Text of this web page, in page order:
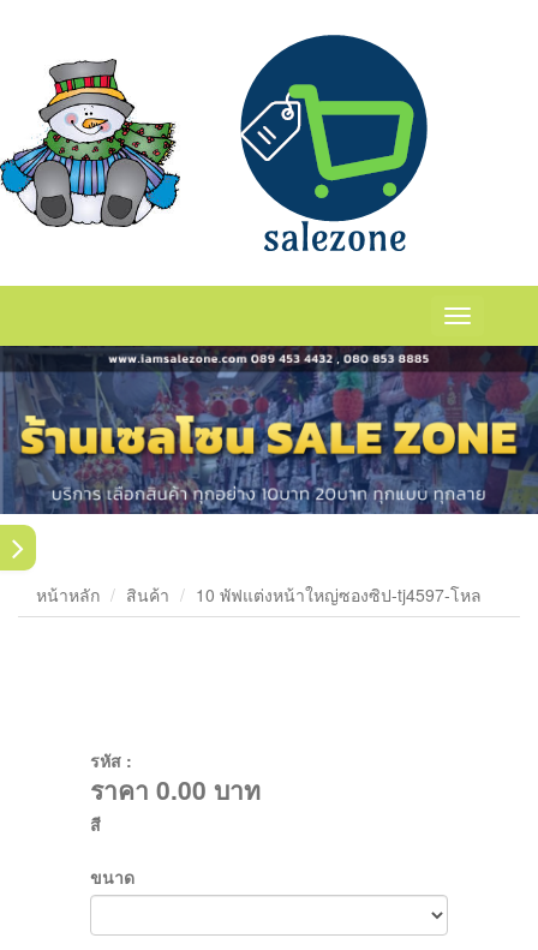
Toggle
navigation
หน้าหลัก สินค้า 10 พัฟแต่งหน้าใหญ่ซองซิป-tj4597-โหล
รหัส :
ราคา 0.00 บาท
สี
ขนาด